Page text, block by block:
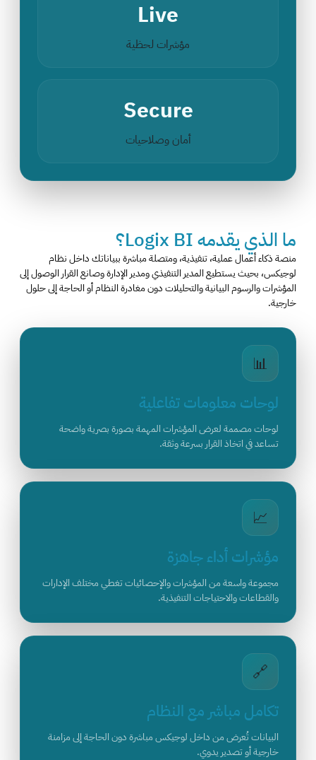
Live
مؤشرات لحظية
Secure
أمان وصلاحيات
ما الذي يقدمه Logix BI؟
منصة ذكاء أعمال عملية، تنفيذية، ومتصلة مباشرة ببياناتك داخل نظام
لوجيكس، بحيث يستطيع المدير التنفيذي ومدير الإدارة وصانع القرار الوصول إلى
المؤشرات والرسوم البيانية والتحليلات دون مغادرة النظام أو الحاجة إلى حلول
خارجية.
📊
لوحات معلومات تفاعلية
لوحات مصممة لعرض المؤشرات المهمة بصورة بصرية واضحة
تساعد في اتخاذ القرار بسرعة وثقة.
📈
مؤشرات أداء جاهزة
مجموعة واسعة من المؤشرات والإحصائيات تغطي مختلف الإدارات
والقطاعات والاحتياجات التنفيذية.
🔗
تكامل مباشر مع النظام
البيانات تُعرض من داخل لوجيكس مباشرة دون الحاجة إلى مزامنة
خارجية أو تصدير يدوي.